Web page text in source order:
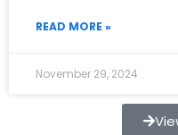
READ MORE »
November 29, 2024